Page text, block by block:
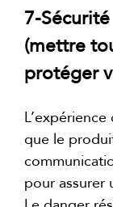
7-Sécurité
(mettre
protéger
que le
pour assurer